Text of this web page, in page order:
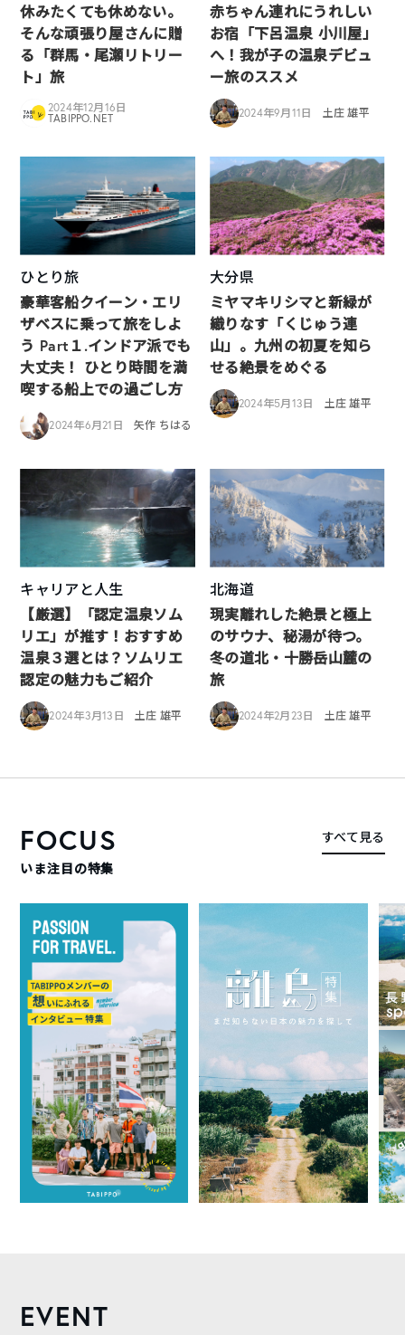
休みたくても休めない。
そんな頑張り屋さんに贈
る「群馬・尾瀬リトリー
ト」旅
2024年12月16日
TABIPPO.NET
赤ちゃん連れにうれしい
お宿「下呂温泉 小川屋」
へ！我が子の温泉デビュ
ー旅のススメ
2024年9月11日 土庄 雄平
ひとり旅
豪華客船クイーン・エリ
ザベスに乗って旅をしよ
う Part１.インドア派でも
大丈夫！ ひとり時間を満
喫する船上での過ごし方
2024年6月21日 矢作 ちはる
大分県
ミヤマキリシマと新緑が
織りなす「くじゅう連
山」。九州の初夏を知ら
せる絶景をめぐる
2024年5月13日 土庄 雄平
キャリアと人生
【厳選】「認定温泉ソム
リエ」が推す！おすすめ
温泉３選とは？ソムリエ
認定の魅力もご紹介
2024年3月13日 土庄 雄平
北海道
現実離れした絶景と極上
のサウナ、秘湯が待つ。
冬の道北・十勝岳山麓の
旅
2024年2月23日 土庄 雄平
FOCUS
いま注目の特集
すべて見る
EVENT